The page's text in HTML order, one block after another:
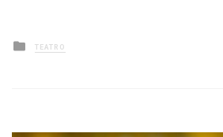
Posted
in
TEATRO